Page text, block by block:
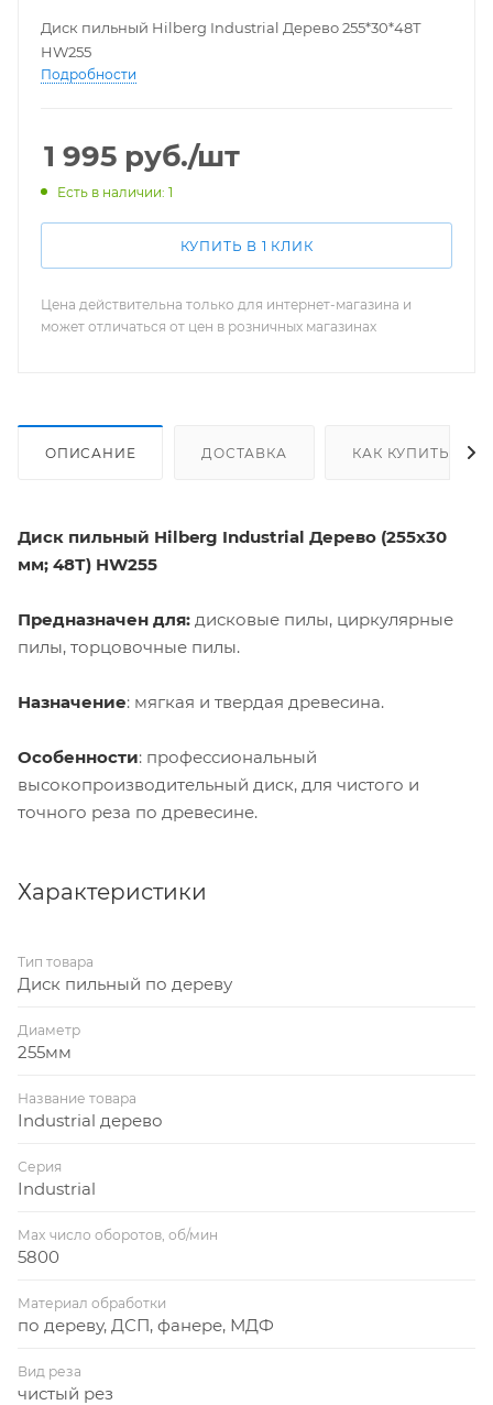
Диск пильный Hilberg Industrial Дерево 255*30*48Т
HW255
Подробности
1 995 руб./шт
Есть в наличии: 1
КУПИТЬ В 1 КЛИК
Цена действительна только для интернет-магазина и
может отличаться от цен в розничных магазинах
ОПИСАНИЕ ДОСТАВКА КАК КУПИТЬ
Диск пильный Hilberg Industrial Дерево (255x30
мм; 48Т) HW255
Предназначен для: дисковые пилы, циркулярные
пилы, торцовочные пилы.
Назначение: мягкая и твердая древесина.
Особенности: профессиональный
высокопроизводительный диск, для чистого и
точного реза по древесине.
Характеристики
Тип товара
Диск пильный по дереву
Диаметр
255мм
Название товара
Industrial дерево
Серия
Industrial
Max число оборотов, об/мин
5800
Материал обработки
по дереву, ДСП, фанере, МДФ
Вид реза
чистый рез